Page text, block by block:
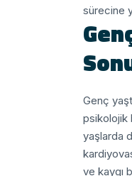
sürecine
Genç
psikolojik
yaşlarda
ve kaygı